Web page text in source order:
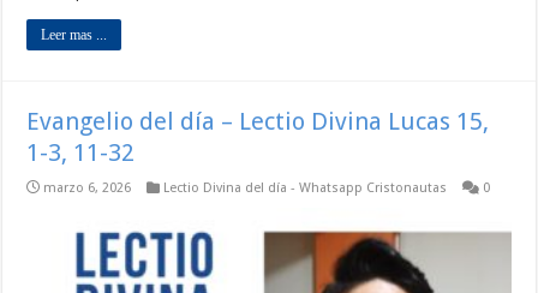
Leer mas ...
Evangelio del día – Lectio Divina Lucas 15,
1-3, 11-32
marzo 6, 2026 Lectio Divina del día - Whatsapp Cristonautas 0